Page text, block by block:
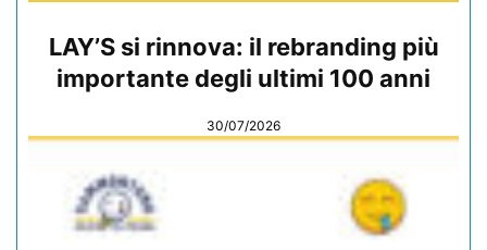
LAY’S si rinnova: il rebranding più
importante degli ultimi 100 anni
30/07/2026